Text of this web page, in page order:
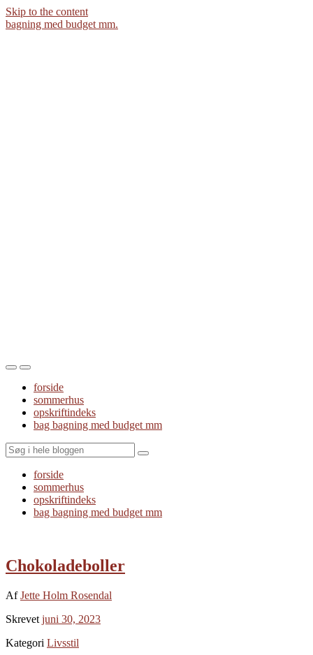
Skip to the content
bagning med budget mm.
Toggle
mobile
menu
Toggle
the
search
field
forside
sommerhus
opskriftindeks
bag bagning med budget mm
Search
forside
sommerhus
opskriftindeks
bag bagning med budget mm
Chokoladeboller
AfJette Holm Rosendal
Skrevet juni 30, 2023
Kategori Livsstil